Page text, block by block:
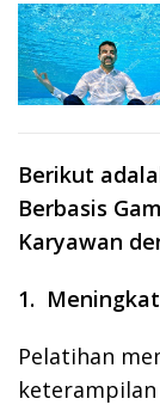
Berikut
Berbasis
Karyawan
1.
Pelatihan